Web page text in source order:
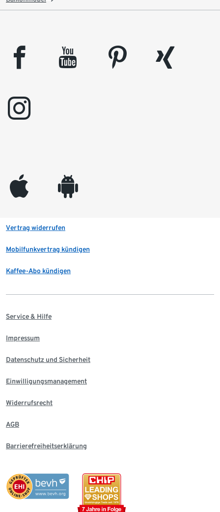
facebook youtube pinterest
xing
instagram
appleinc android
Vertrag widerrufen
Mobilfunkvertrag kündigen
Kaffee-Abo kündigen
Service & Hilfe
Impressum
Datenschutz und Sicherheit
Einwilligungsmanagement
Widerrufsrecht
AGB
Barrierefreiheitserklärung